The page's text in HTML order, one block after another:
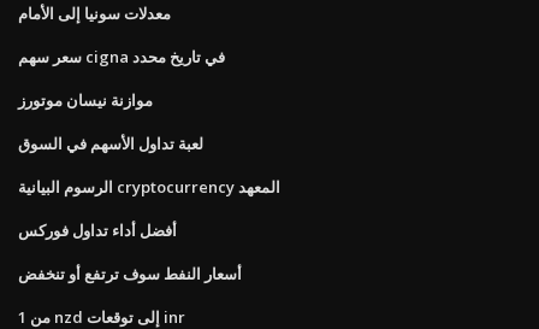
معدلات سونيا إلى الأمام
سعر سهم cigna في تاريخ محدد
موازنة نيسان موتورز
لعبة تداول الأسهم في السوق
الرسوم البيانية cryptocurrency المعهد
أفضل أداء تداول فوركس
أسعار النفط سوف ترتفع أو تنخفض
من 1 nzd إلى توقعات inr